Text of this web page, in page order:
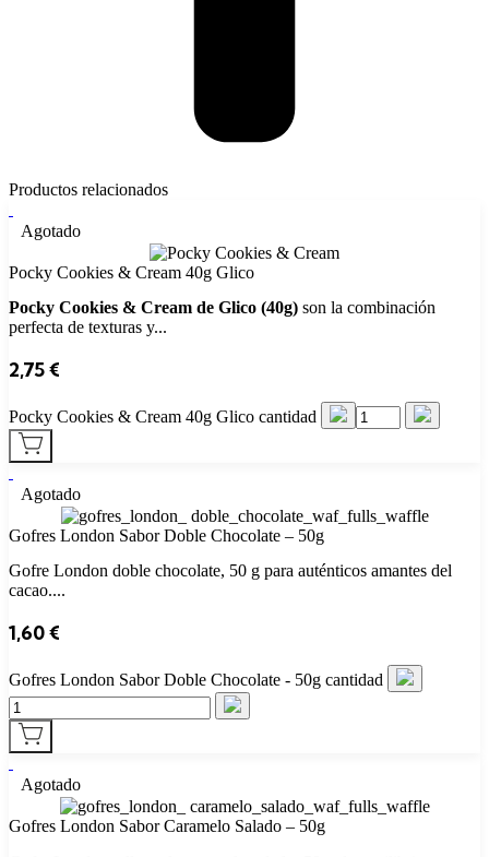
Productos relacionados
Agotado
Pocky Cookies & Cream 40g Glico
Pocky Cookies & Cream de Glico (40g) son la combinación
perfecta de texturas y...
2,75€
Pocky Cookies & Cream 40g Glico cantidad
Agotado
Gofres London Sabor Doble Chocolate – 50g
Gofre London doble chocolate, 50 g para auténticos amantes del
cacao....
1,60€
Gofres London Sabor Doble Chocolate - 50g cantidad
Agotado
Gofres London Sabor Caramelo Salado – 50g